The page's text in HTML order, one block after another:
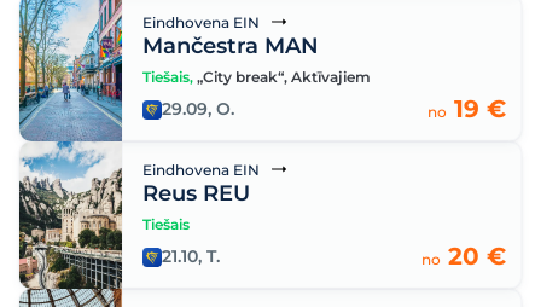
Eindhovena EIN
Mančestra MAN
Tiešais, „City break“, Aktīvajiem
29.09, O. no 19 €
Eindhovena EIN
Reus REU
Tiešais
21.10, T. no 20 €